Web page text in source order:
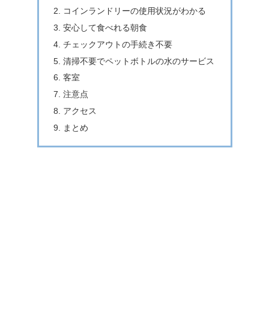
コインランドリーの使用状況がわかる
安心して食べれる朝食
チェックアウトの手続き不要
清掃不要でペットボトルの水のサービス
客室
注意点
アクセス
まとめ